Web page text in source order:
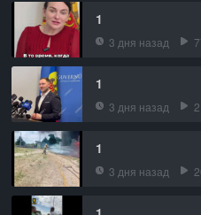
1
3 дня назад
1
3 дня назад
1
3 дня назад